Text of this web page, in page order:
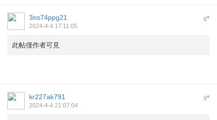
8#
3ns74ppg21
2024-4-4 17:11:05
此帖僅作者可見
9#
kr227ak791
2024-4-4 21:07:04